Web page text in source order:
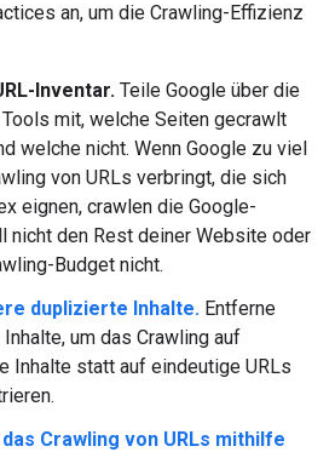
an, um die Crawling-Effizienz
Inventar. Teile Google über die
mit, welche Seiten gecrawlt
welche nicht. Wenn Google zu viel
von URLs verbringt, die sich
eignen, crawlen die Google-
nicht den Rest deiner Website oder
Budget nicht.
duplizierte Inhalte. Entferne
um das Crawling auf
Inhalte statt auf eindeutige URLs
Crawling von URLs mithilfe